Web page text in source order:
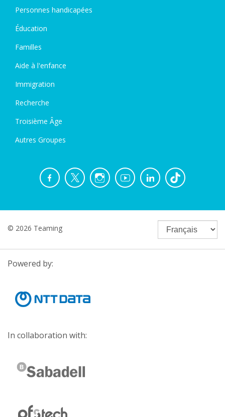
Personnes handicapées
Éducation
Familles
Aide à l'enfance
Immigration
Recherche
Troisième Âge
Autres Groupes
© 2026 Teaming
Powered by:
In collaboration with: